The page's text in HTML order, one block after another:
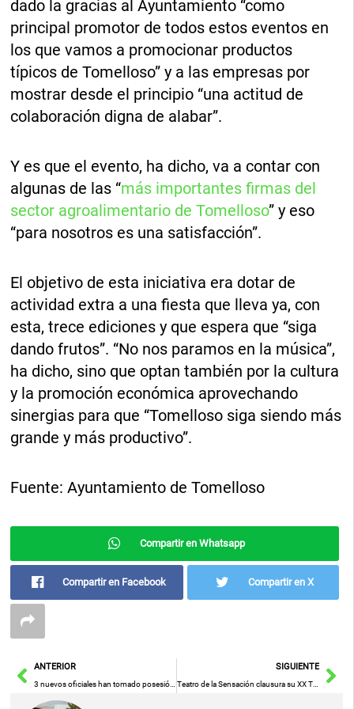
dado la gracias al Ayuntamiento “como
principal promotor de todos estos eventos en
los que vamos a promocionar productos
típicos de Tomelloso” y a las empresas por
mostrar desde el principio “una actitud de
colaboración digna de alabar”.
Y es que el evento, ha dicho, va a contar con
algunas de las “más importantes firmas del
sector agroalimentario de Tomelloso” y eso
“para nosotros es una satisfacción”.
El objetivo de esta iniciativa era dotar de
actividad extra a una fiesta que lleva ya, con
esta, trece ediciones y que espera que “siga
dando frutos”. “No nos paramos en la música”,
ha dicho, sino que optan también por la cultura
y la promoción económica aprovechando
sinergias para que “Tomelloso siga siendo más
grande y más productivo”.
Fuente: Ayuntamiento de Tomelloso
Compartir en Whatsapp
Compartir en Facebook Compartir en X
AntANTERIOR
3 nuevos oficiales han tomado posesión en la Policía Local de Puertollano
SIGUIENTE
Teatro de la Sensación clausura su XX Temporada con «Subida en la Montaña» de Pepa Díaz-Meco